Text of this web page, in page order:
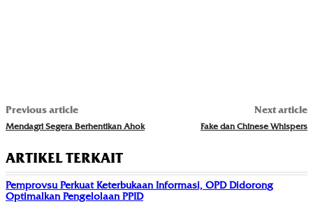
Previous article
Mendagri Segera Berhentikan Ahok
Next article
Fake dan Chinese Whispers
ARTIKEL TERKAIT
Pemprovsu Perkuat Keterbukaan Informasi, OPD Didorong
Optimalkan Pengelolaan PPID